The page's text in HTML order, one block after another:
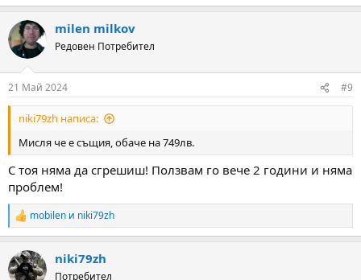
milen milkov
Редовен Потребител
21 Май 2024 #9
niki79zh написа:
Мисля че е същия, обаче на 749лв.
С тоя няма да сгрешиш! Ползвам го вече 2 години и няма
проблем!
R
e
c
t
mobilen и niki79zh
niki79zh
Потребител